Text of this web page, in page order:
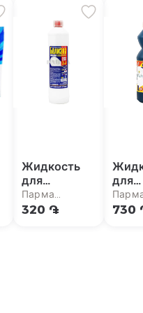
Жидкость
для
отбеливания
"Белизна"
Парма
супермаркет
320 ֏
для
730